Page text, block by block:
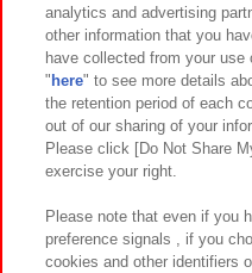
関連会社 サステナ
プライバシーポリシー ウ
お取引先さまとともに
カスタマーハラスメント対応方針
analytics and advertising
other information that you
have collected from your
" here" to see more details
the retention period of each
out of our sharing of your
Please click [Do Not Share
exercise your right.
Please note that even if you
preference signals , if you
cookies and other identifiers